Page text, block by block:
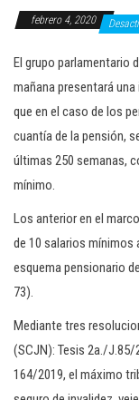
febrero 4, 2020
El grupo parlamentario
mañana presentará
que en el caso de los
cuantía de la pensión,
últimas 250 semanas,
mínimo.
Los anterior en el
de 10 salarios mínimos
esquema pensionario
73).
Mediante tres
(SCJN): Tesis 2a./J.85/
164/2019, el máximo